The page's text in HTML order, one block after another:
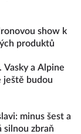
show k
produktů
Vasky a Alpine
ještě budou
minus šest a
silnou zbraň